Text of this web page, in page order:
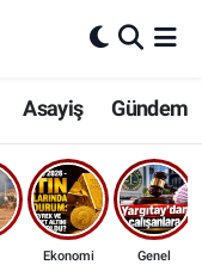
Asayiş Gündem
Ekonomi Genel